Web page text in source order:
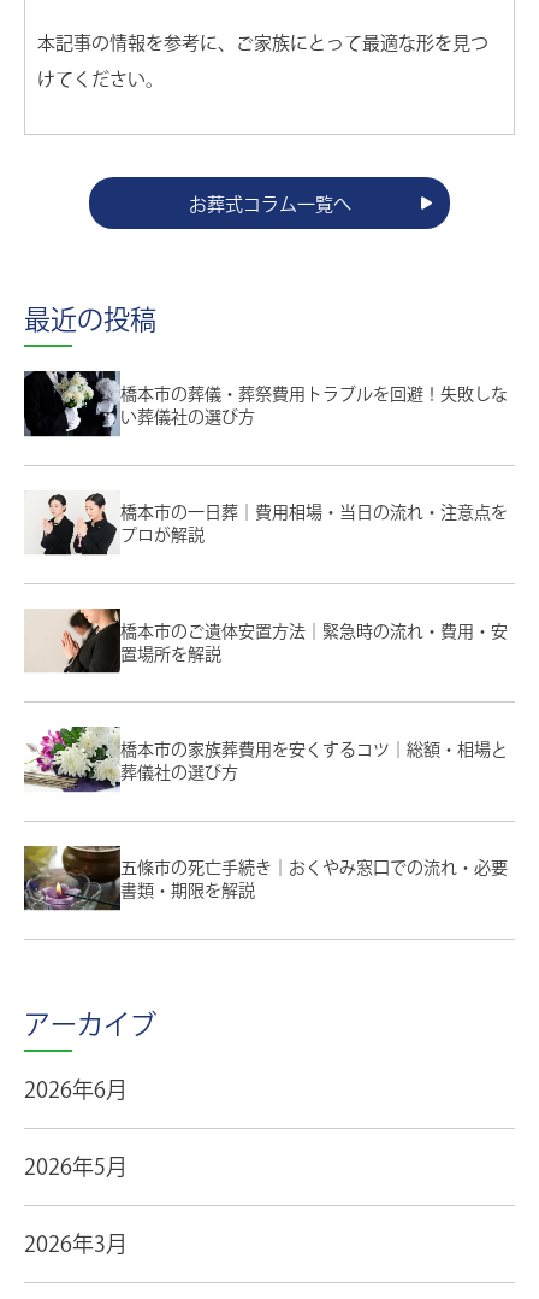
本記事の情報を参考に、ご家族にとって最適な形を見つ
けてください。
お葬式コラム一覧へ
最近の投稿
橋本市の葬儀・葬祭費用トラブルを回避！失敗しな
い葬儀社の選び方
橋本市の一日葬｜費用相場・当日の流れ・注意点を
プロが解説
橋本市のご遺体安置方法｜緊急時の流れ・費用・安
置場所を解説
橋本市の家族葬費用を安くするコツ｜総額・相場と
葬儀社の選び方
五條市の死亡手続き｜おくやみ窓口での流れ・必要
書類・期限を解説
アーカイブ
2026年6月
2026年5月
2026年3月